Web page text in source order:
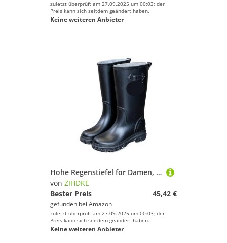
zuletzt überprüft am 27.09.2025 um 00:03; der
Preis kann sich seitdem geändert haben.
Keine weiteren Anbieter
Hohe Regenstiefel for Damen, wasserdicht, for Arbeit und Garten, Galoschen, Regenschuhe for, Outdoor, Angeln, Wasserstiefel, Gummistiefel Für Industrie Handwerk(Black,40)
von ZIHDKE
Bester Preis
45,42 €
gefunden bei Amazon
zuletzt überprüft am 27.09.2025 um 00:03; der
Preis kann sich seitdem geändert haben.
Keine weiteren Anbieter